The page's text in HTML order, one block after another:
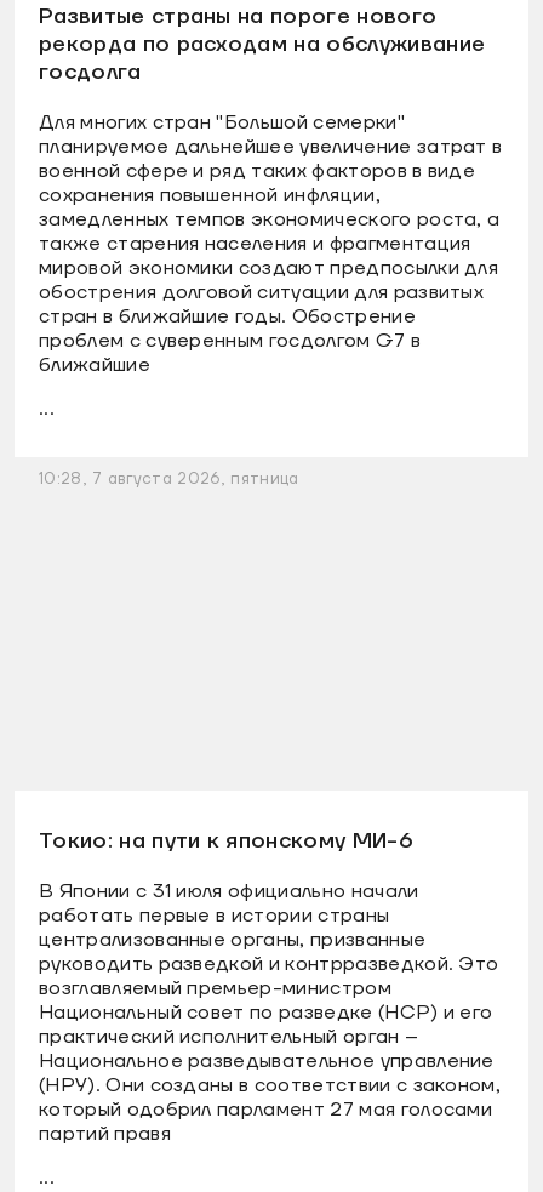
Развитые страны на пороге нового
рекорда по расходам на обслуживание
госдолга
Для многих стран "Большой семерки"
планируемое дальнейшее увеличение затрат в
военной сфере и ряд таких факторов в виде
сохранения повышенной инфляции,
замедленных темпов экономического роста, а
также старения населения и фрагментация
мировой экономики создают предпосылки для
обострения долговой ситуации для развитых
стран в ближайшие годы. Обострение
проблем с суверенным госдолгом G7 в
ближайшие
...
10:28, 7 августа 2026, пятница
Токио: на пути к японскому МИ-6
В Японии с 31 июля официально начали
работать первые в истории страны
централизованные органы, призванные
руководить разведкой и контрразведкой. Это
возглавляемый премьер-министром
Национальный совет по разведке (НСР) и его
практический исполнительный орган –
Национальное разведывательное управление
(НРУ). Они созданы в соответствии с законом,
который одобрил парламент 27 мая голосами
партий правя
...